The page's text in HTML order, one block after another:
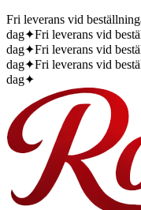
Fri leverans vid
dag✦Fri leverans vid
dag✦Fri leverans vid
dag✦Fri leverans vid
dag✦